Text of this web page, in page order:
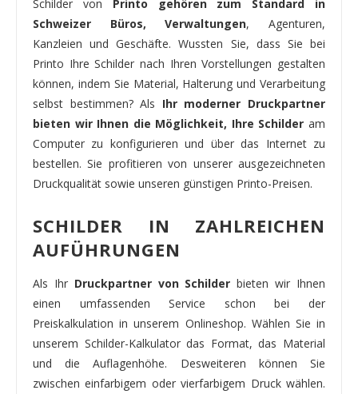
Schilder von Printo gehören zum Standard in
Schweizer Büros, Verwaltungen, Agenturen,
Kanzleien und Geschäfte. Wussten Sie, dass Sie bei
Printo Ihre Schilder nach Ihren Vorstellungen gestalten
können, indem Sie Material, Halterung und Verarbeitung
selbst bestimmen? Als Ihr moderner Druckpartner
bieten wir Ihnen die Möglichkeit, Ihre Schilder am
Computer zu konfigurieren und über das Internet zu
bestellen. Sie profitieren von unserer ausgezeichneten
Druckqualität sowie unseren günstigen Printo-Preisen.
SCHILDER IN ZAHLREICHEN
AUFÜHRUNGEN
Als Ihr Druckpartner von Schilderbieten wir Ihnen
einen umfassenden Service schon bei der
Preiskalkulation in unserem Onlineshop. Wählen Sie in
unserem Schilder-Kalkulator das Format, das Material
und die Auflagenhöhe. Desweiteren können Sie
zwischen einfarbigem oder vierfarbigem Druck wählen.